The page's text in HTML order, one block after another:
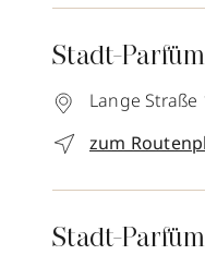
Stadt-
Lange Straße
zum
Stadt-